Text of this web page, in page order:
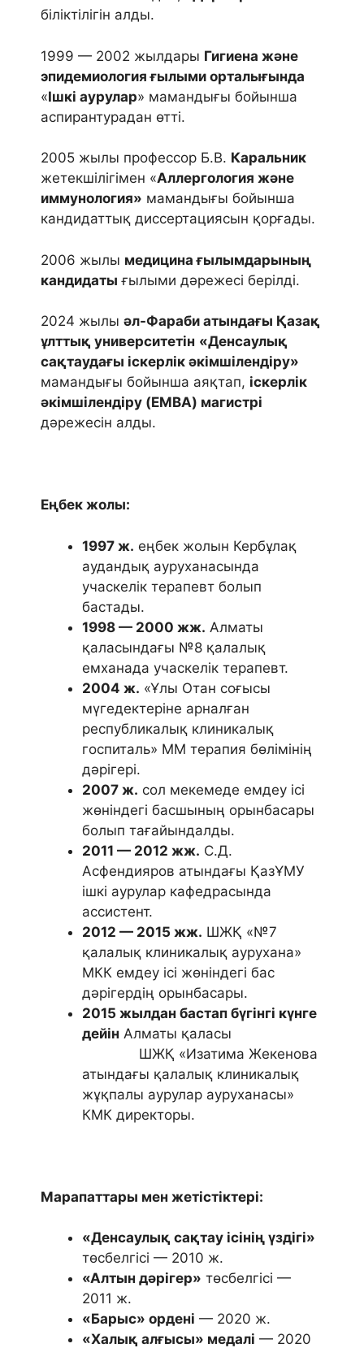
біліктілігін алды.
1999 — 2002 жылдары Гигиена және
эпидемиология ғылыми орталығында
«Ішкі аурулар» мамандығы бойынша
аспирантурадан өтті.
2005 жылы профессор Б.В. Каральник
жетекшілігімен «Аллергология және
иммунология» мамандығы бойынша
кандидаттық диссертациясын қорғады.
2006 жылы медицина ғылымдарының
кандидаты ғылыми дәрежесі берілді.
2024 жылы әл-Фараби атындағы Қазақ
ұлттық университетін «Денсаулық
сақтаудағы іскерлік әкімшілендіру»
мамандығы бойынша аяқтап, іскерлік
әкімшілендіру (EMBA) магистрі
дәрежесін алды.
Еңбек жолы:
1997 ж. еңбек жолын Кербұлақ
аудандық ауруханасында
учаскелік терапевт болып
бастады.
1998 — 2000 жж. Алматы
қаласындағы №8 қалалық
емханада учаскелік терапевт.
2004 ж. «Ұлы Отан соғысы
мүгедектеріне арналған
республикалық клиникалық
госпиталь» ММ терапия бөлімінің
дәрігері.
2007 ж. сол мекемеде емдеу ісі
жөніндегі басшының орынбасары
болып тағайындалды.
2011 — 2012 жж. С.Д.
Асфендияров атындағы ҚазҰМУ
ішкі аурулар кафедрасында
ассистент.
2012 — 2015 жж. ШЖҚ «№7
қалалық клиникалық аурухана»
МКК емдеу ісі жөніндегі бас
дәрігердің орынбасары.
2015 жылдан бастап бүгінгі күнге
дейін Алматы қаласы
ШЖҚ «Изатима Жекенова
атындағы қалалық клиникалық
жұқпалы аурулар ауруханасы»
КМК директоры.
Марапаттары мен жетістіктері:
«Денсаулық сақтау ісінің үздігі»
төсбелгісі — 2010 ж.
«Алтын дәрігер» төсбелгісі —
2011 ж.
«Барыс» ордені — 2020 ж.
«Халық алғысы» медалі — 2020